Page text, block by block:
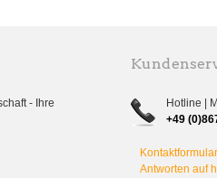
- Ihre
Hotline |
+49
Kontaktformular
Antworten auf